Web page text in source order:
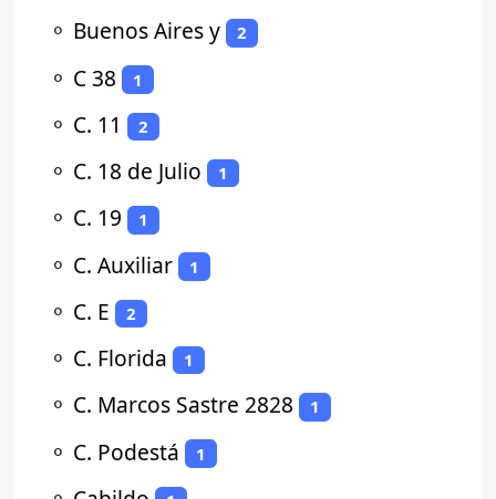
⚬ Buenos Aires y 2
⚬ C 38 1
⚬ C. 11 2
⚬ C. 18 de Julio 1
⚬ C. 19 1
⚬ C. Auxiliar 1
⚬ C. E 2
⚬ C. Florida 1
⚬ C. Marcos Sastre 2828 1
⚬ C. Podestá 1